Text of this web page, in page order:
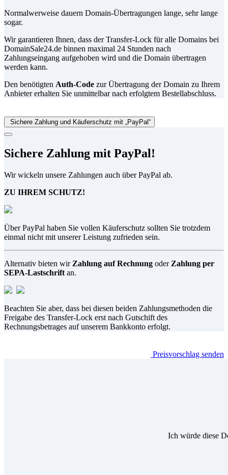
Normalwerweise dauern Domain-Übertragungen lange, sehr lange
sogar.
Wir garantieren Ihnen, dass der Transfer-Lock für alle Domains bei
DomainSale24.de binnen maximal 24 Stunden nach
Zahlungseingang aufgehoben wird und die Domain übertragen
werden kann.
Den benötigten Auth-Code zur Übertragung der Domain zu Ihrem
Anbieter erhalten Sie unmittelbar nach erfolgtem Bestellabschluss.
Sichere Zahlung und Käuferschutz mit „PayPal“
Sichere Zahlung mit PayPal!
Wir wickeln unsere Zahlungen auch über PayPal ab.
ZU IHREM SCHUTZ!
Über PayPal haben Sie vollen Käuferschutz sollten Sie trotzdem
einmal nicht mit unserer Leistung zufrieden sein.
Alternativ bieten wir Zahlung auf Rechnung oder Zahlung per
SEPA-Lastschrift an.
Beachten Sie aber, dass bei diesen beiden Zahlungsmethoden die
Freigabe des Transfer-Lock erst nach Gutschift des
Rechnungsbetrages auf unserem Bankkonto erfolgt.
Preisvorschlag senden
Ich würde diese